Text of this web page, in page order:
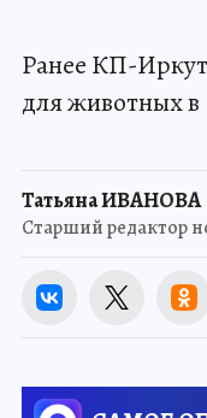
Ранее КП-
для животных в
Татьяна ИВАНОВА
Старший редактор